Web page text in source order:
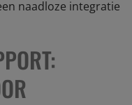
naadloze integratie